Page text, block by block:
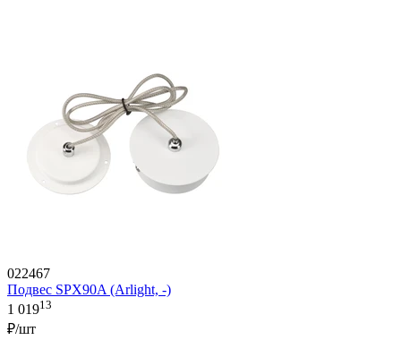
022467
Подвес SPX90A (Arlight, -)
1 01913
₽/шт